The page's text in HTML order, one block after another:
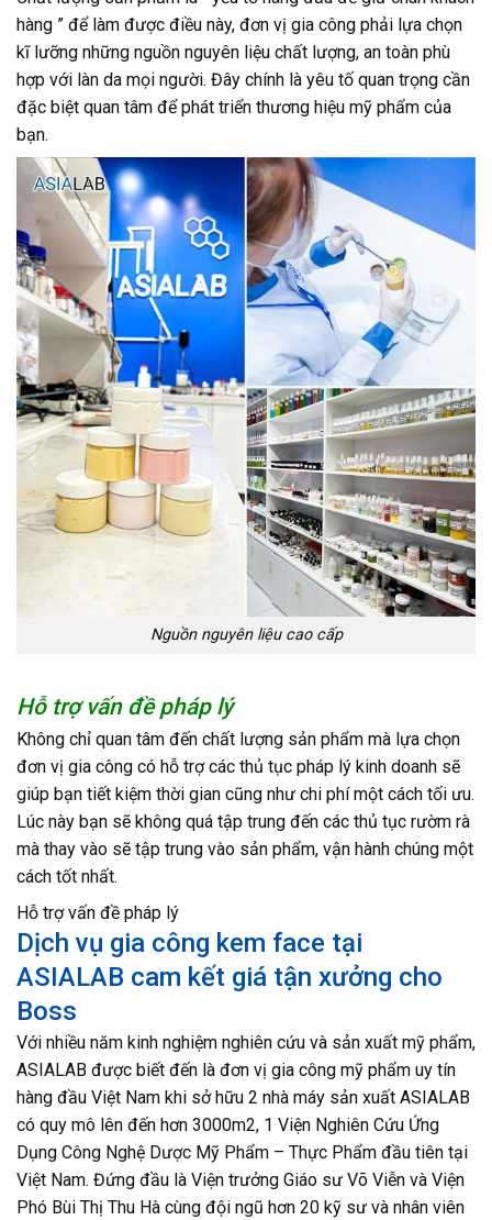
hàng ” để làm được điều này, đơn vị gia công phải lựa chọn
kĩ lưỡng những nguồn nguyên liệu chất lượng, an toàn phù
hợp với làn da mọi người. Đây chính là yêu tố quan trọng cần
đặc biệt quan tâm để phát triển thương hiệu mỹ phẩm của
bạn.
Nguồn nguyên liệu cao cấp
Hỗ trợ vấn đề pháp lý
Không chỉ quan tâm đến chất lượng sản phẩm mà lựa chọn
đơn vị gia công có hỗ trợ các thủ tục pháp lý kinh doanh sẽ
giúp bạn tiết kiệm thời gian cũng như chi phí một cách tối ưu.
Lúc này bạn sẽ không quá tập trung đến các thủ tục rườm rà
mà thay vào sẽ tập trung vào sản phẩm, vận hành chúng một
cách tốt nhất.
Hỗ trợ vấn đề pháp lý
Dịch vụ gia công kem face tại
ASIALAB cam kết giá tận xưởng cho
Boss
Với nhiều năm kinh nghiệm nghiên cứu và sản xuất mỹ phẩm,
ASIALAB được biết đến là đơn vị gia công mỹ phẩm uy tín
hàng đầu Việt Nam khi sở hữu 2 nhà máy sản xuất ASIALAB
có quy mô lên đến hơn 3000m2, 1 Viện Nghiên Cứu Ứng
Dụng Công Nghệ Dược Mỹ Phẩm – Thực Phẩm đầu tiên tại
Việt Nam. Đứng đầu là Viện trưởng Giáo sư Võ Viễn và Viện
Phó Bùi Thị Thu Hà cùng đội ngũ hơn 20 kỹ sư và nhân viên